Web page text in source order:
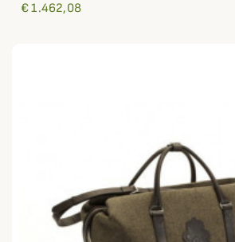
€ 1.462,08